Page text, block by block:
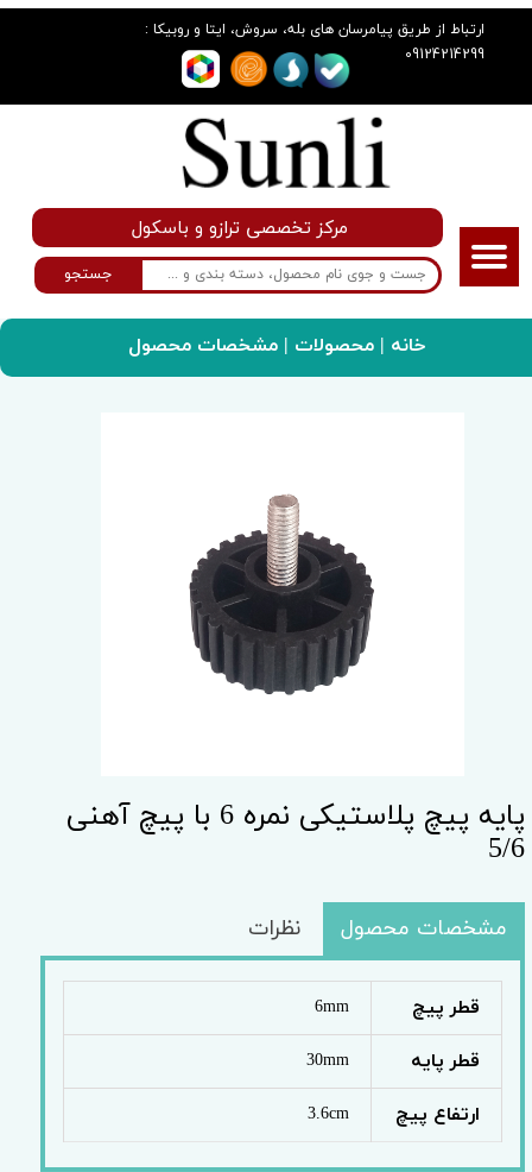
ارتباط از طریق پیامرسان های بله، سروش، ایتا و روبیکا :
09124214299
جستجو
مرکز تخصصی ترازو و باسکول
پایه پیچ پلاستیکی نمره 6 با پیچ آهنی 5/6
پایه پیچ پلاستیکی نمره 6 با پیچ آهنی
5/6
مشخصات محصول نظرات
قطر پیچ 6mm
قطر پایه 30mm
ارتفاع پیچ 3.6cm
خانه | محصولات | مشخصات محصول